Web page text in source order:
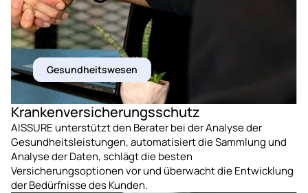
Gesundheitswesen
Krankenversicherungsschutz
AISSURE unterstützt den Berater bei der Analyse der
Gesundheitsleistungen, automatisiert die Sammlung und
Analyse der Daten, schlägt die besten
Versicherungsoptionen vor und überwacht die Entwicklung
der Bedürfnisse des Kunden.